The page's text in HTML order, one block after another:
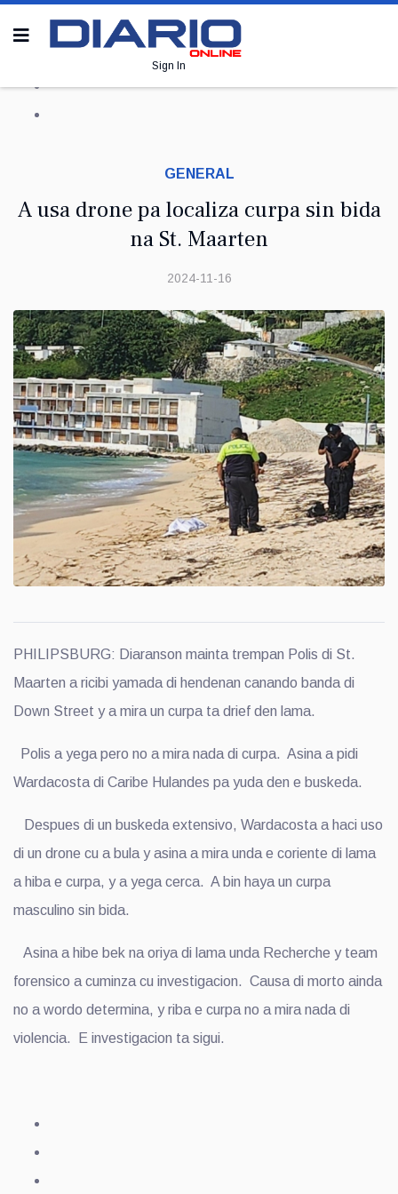
Sign In
GENERAL
A usa drone pa localiza curpa sin bida
na St. Maarten
2024-11-16
PHILIPSBURG: Diaranson mainta trempan Polis di St.
Maarten a ricibi yamada di hendenan canando banda di
Down Street y a mira un curpa ta drief den lama.
Polis a yega pero no a mira nada di curpa. Asina a pidi
Wardacosta di Caribe Hulandes pa yuda den e buskeda.
Despues di un buskeda extensivo, Wardacosta a haci uso
di un drone cu a bula y asina a mira unda e coriente di lama
a hiba e curpa, y a yega cerca. A bin haya un curpa
masculino sin bida.
Asina a hibe bek na oriya di lama unda Recherche y team
forensico a cuminza cu investigacion. Causa di morto ainda
no a wordo determina, y riba e curpa no a mira nada di
violencia. E investigacion ta sigui.